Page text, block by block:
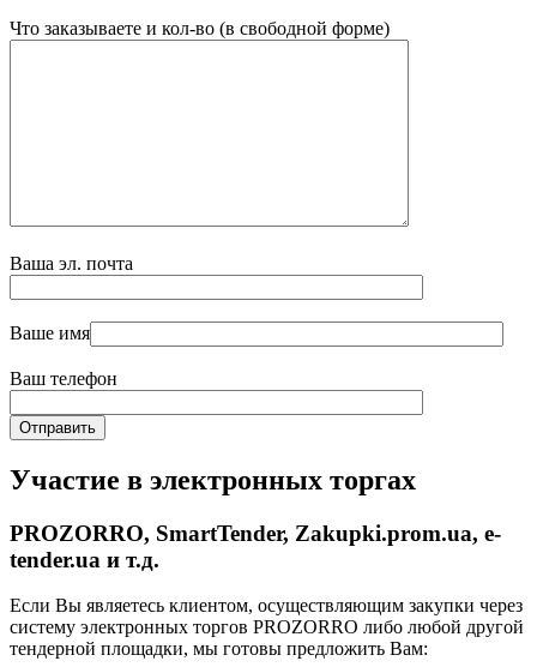
Что заказываете и кол-во (в свободной форме)
Ваша эл. почта
Ваше имя
Ваш телефон
Участие в электронных торгах
PROZORRO, SmartTender, Zakupki.prom.ua, e-
tender.ua и т.д.
Если Вы являетесь клиентом, осуществляющим закупки через
систему электронных торгов PROZORRO либо любой другой
тендерной площадки, мы готовы предложить Вам: